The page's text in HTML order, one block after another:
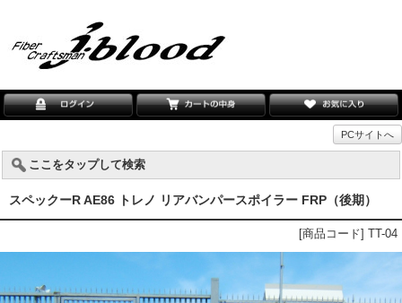
PCサイトへ
ここをタップして検索
スペックーR AE86 トレノ リアバンパースポイラー FRP（後期）
[商品コード] TT-04